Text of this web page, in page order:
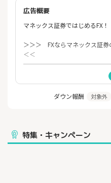
広告概要
マネックス証券ではじめるFX！
＞＞＞ FXならマネックス証
＜＜
マネックス証券のFX PLUSのメ
①お取引しやすいスプレッド
②シンプルで使いやすいトレー
④マネックス証券 FX PLUSオリ
⑤様々な金融商品・サービス
ダウン報酬 対象外
特集・キャンペーン